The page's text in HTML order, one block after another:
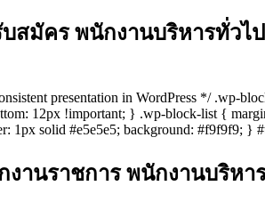
สมัคร พนักงานบริหารทั่วไ
presentation in WordPress */ .wp-
12px !important; } .wp-block-list {
1px solid #e5e5e5; background: #f9f9f9;
านราชการ พนักงานบริหา